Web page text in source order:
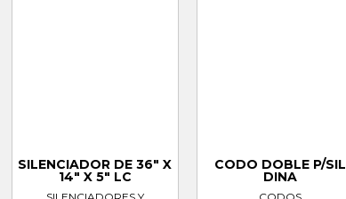
SILENCIADOR DE 36″ X
14″ X 5″ LC
CODO DOBLE P/SIL
DINA